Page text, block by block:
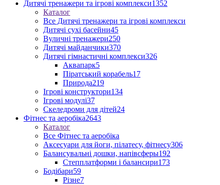
Дитячі тренажери та ігрові комплекси1352
Каталог
Все Дитячі тренажери та ігрові комплекси
Дитячі сухі басейни45
Вуличні тренажери250
Дитячі майданчики370
Дитячі гімнастичні комплекси326
Аквапарк5
Піратський корабель17
Природа219
Ігрові конструктори134
Ігрові модулі37
Скеледроми для дітей24
Фітнес та аеробіка2643
Каталог
Все Фітнес та аеробіка
Аксесуари для йоги, пілатесу, фітнесу306
Балансувальні дошки, напівсферы192
Степплатформи і балансири173
Бодібари59
Різне7